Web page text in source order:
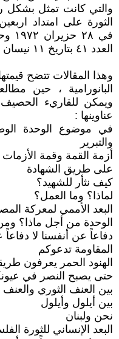
والتي كانت تمثل بشكل
الثورة على امتداد
في
العدد ٤١ بتاريخ ١١ نيسان ١٩٧٣..
وهذا المقالات تتضح
البانورامية ، حين
ويمكن للقاريء
عناوينها :
في موضوع الوحدة
والتبرير
أزمة القمة وقمة الأزمات
على طريق الشهادة
كيف نثأر للشهيد؟
لماذا؟ وما العمل؟
البعد الأممي لمعركة
الوحدة من أجل ماذا؟
دفاعاً عن أنفسنا لا
المقاومة تدعوكم
الهنود الحمر يعرفون
حتى يصبح النصر في
بين العنف الثوري
بين أيلول وأيلول
نحن ولبنان
البعد الإنساني للثورة